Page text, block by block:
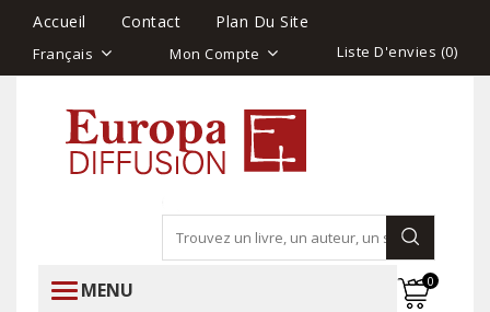
Accueil Contact Plan Du Site
Français Mon Compte Liste D'envies (0)
MENU 0